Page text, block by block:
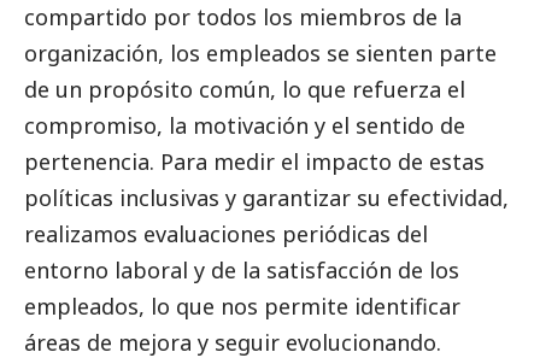
compartido por todos los miembros de la
organización, los empleados se sienten parte
de un propósito común, lo que refuerza el
compromiso, la motivación y el sentido de
pertenencia. Para medir el impacto de estas
políticas inclusivas y garantizar su efectividad,
realizamos evaluaciones periódicas del
entorno laboral y de la satisfacción de los
empleados, lo que nos permite identificar
áreas de mejora y seguir evolucionando.